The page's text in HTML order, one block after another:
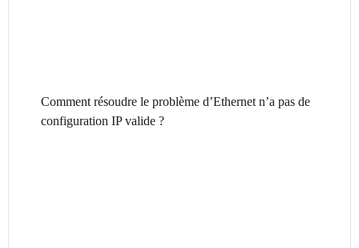
Comment résoudre le problème d’Ethernet n’a pas de
configuration IP valide ?